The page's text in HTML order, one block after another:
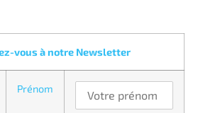
vous à notre Newsletter
Prénom